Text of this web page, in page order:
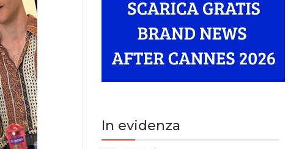
In evidenza